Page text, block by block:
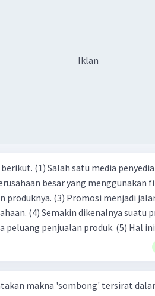
Iklan
iklan adalah YouTube.
besar yang menggunakan
menjadi jalan masuk bagi
oleh konsumen,
produk. (5) Hal ini disebabkan iklan atau
cara untuk mengenalkan produk
(2)makna 'sombong' tersirat dalam